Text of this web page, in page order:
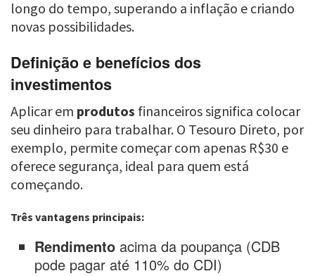
longo do tempo, superando a inflação e criando
novas possibilidades.
Definição e benefícios dos
investimentos
Aplicar em produtos financeiros significa colocar
seu dinheiro para trabalhar. O Tesouro Direto, por
exemplo, permite começar com apenas R$30 e
oferece segurança, ideal para quem está
começando.
Três vantagens principais:
Rendimento acima da poupança (CDB
pode pagar até 110% do CDI)